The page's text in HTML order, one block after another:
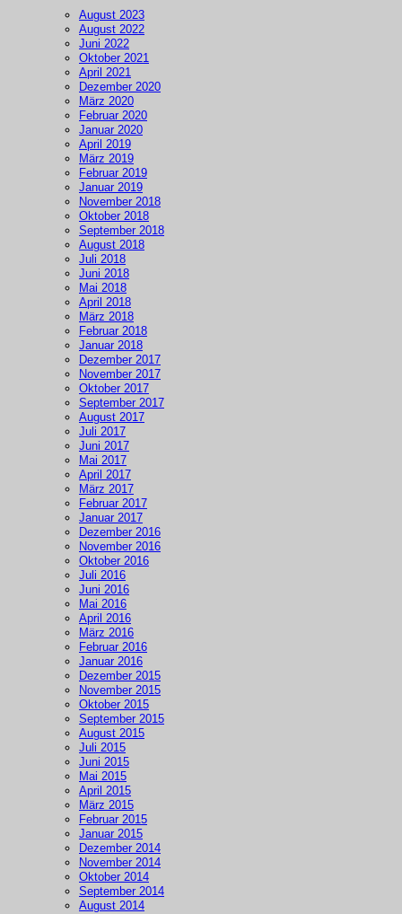
August 2023
August 2022
Juni 2022
Oktober 2021
April 2021
Dezember 2020
März 2020
Februar 2020
Januar 2020
April 2019
März 2019
Februar 2019
Januar 2019
November 2018
Oktober 2018
September 2018
August 2018
Juli 2018
Juni 2018
Mai 2018
April 2018
März 2018
Februar 2018
Januar 2018
Dezember 2017
November 2017
Oktober 2017
September 2017
August 2017
Juli 2017
Juni 2017
Mai 2017
April 2017
März 2017
Februar 2017
Januar 2017
Dezember 2016
November 2016
Oktober 2016
Juli 2016
Juni 2016
Mai 2016
April 2016
März 2016
Februar 2016
Januar 2016
Dezember 2015
November 2015
Oktober 2015
September 2015
August 2015
Juli 2015
Juni 2015
Mai 2015
April 2015
März 2015
Februar 2015
Januar 2015
Dezember 2014
November 2014
Oktober 2014
September 2014
August 2014